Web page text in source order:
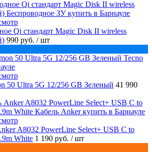
Qi стандарт Magic Disk II wireless
990 руб. / шт
50 Ultra 5G 12/256 GB Зеленый 41 990
A8032 PowerLine Select+ USB C to
White 1 190 руб. / шт